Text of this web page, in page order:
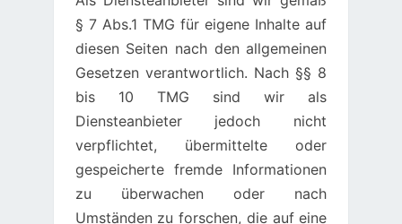
§ 7 Abs.1 TMG für eigene Inhalte auf
diesen Seiten nach den allgemeinen
Gesetzen verantwortlich. Nach §§ 8
bis 10 TMG sind wir als
Diensteanbieter jedoch nicht
verpflichtet, übermittelte oder
gespeicherte fremde Informationen
zu überwachen oder nach
Umständen zu forschen, die auf eine